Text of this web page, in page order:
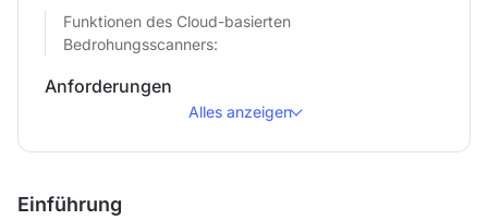
Funktionen des Cloud-basierten
Bedrohungsscanners:
Anforderungen
Alles anzeigen
Einführung